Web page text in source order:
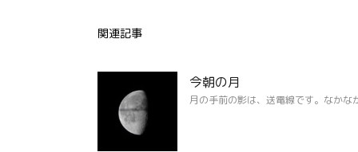
関連記事
今朝の月
月の手前の影は、送電線です。なかな